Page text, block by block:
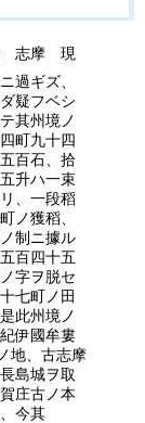
志摩 現
過ギズ、
疑フベシ
其州境ノ
町九十四
百石、拾
升ハ一束
、一段稻
ノ獲稻、
制ニ據ル
百四十五
字ヲ脱セ
七町ノ田
此州境ノ
伊國牟婁
地、古志摩
島城ヲ取
庄古ノ本
今其